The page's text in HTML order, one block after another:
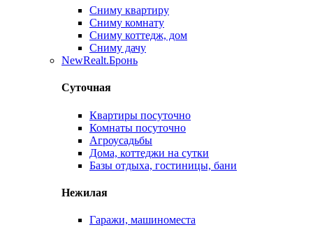
Сниму квартиру
Сниму комнату
Сниму коттедж, дом
Сниму дачу
NewRealt.Бронь
Суточная
Квартиры посуточно
Комнаты посуточно
Агроусадьбы
Дома, коттеджи на сутки
Базы отдыха, гостиницы, бани
Нежилая
Гаражи, машиноместа